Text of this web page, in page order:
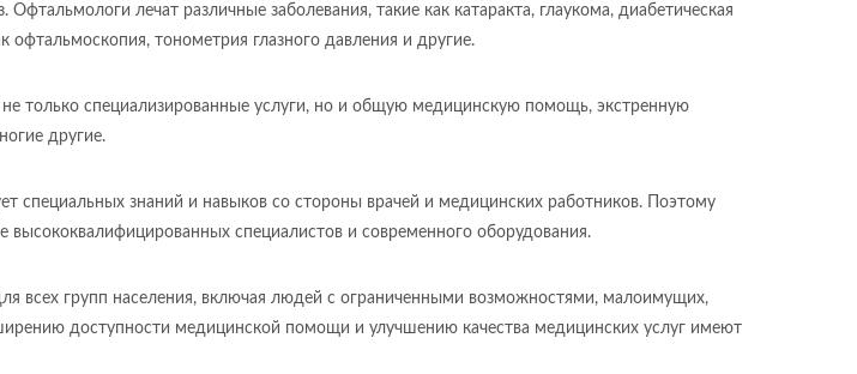
лечат различные заболевания, такие как катаракта, глаукома, диабетическая
тонометрия глазного давления и другие.
только специализированные услуги, но и общую медицинскую помощь, экстренную
другие.
специальных знаний и навыков со стороны врачей и медицинских работников. Поэтому
специалистов и современного оборудования.
всех групп населения, включая людей с ограниченными возможностями, малоимущих,
доступности медицинской помощи и улучшению качества медицинских услуг имеют